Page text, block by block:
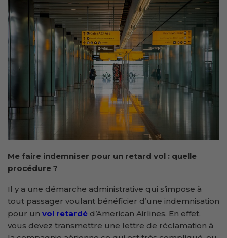
Me faire indemniser pour un retard vol : quelle
procédure ?
Il y a une démarche administrative qui s’impose à
tout passager voulant bénéficier d’une indemnisation
pour un vol retardé d’American Airlines. En effet,
vous devez transmettre une lettre de réclamation à